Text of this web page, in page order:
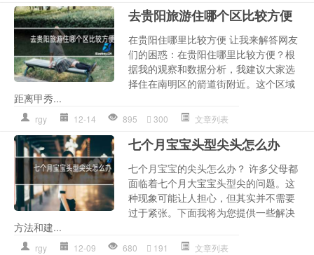
去贵阳旅游住哪个区比较方便
在贵阳住哪里比较方便 让我来解答网友
们的困惑：在贵阳住哪里比较方便？根
据我的观察和数据分析，我建议大家选
择住在南明区的箭道街附近。这个区域
距离甲秀...
rgy 12-14 895 300 文章列表
七个月宝宝头型尖头怎么办
七个月宝宝的尖头怎么办？ 许多父母都
面临着七个月大宝宝头型尖的问题。这
种现象可能让人担心，但其实并不需要
过于紧张。下面我将为您提供一些解决
方法和建...
rgy 12-09 680 191 文章列表